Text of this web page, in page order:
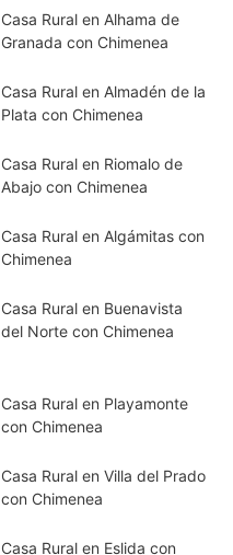
Casa Rural en Alhama de
Granada con Chimenea
Casa Rural en Almadén de la
Plata con Chimenea
Casa Rural en Riomalo de
Abajo con Chimenea
Casa Rural en Algámitas con
Chimenea
Casa Rural en Buenavista
del Norte con Chimenea
Casa Rural en Playamonte
con Chimenea
Casa Rural en Villa del Prado
con Chimenea
Casa Rural en Eslida con